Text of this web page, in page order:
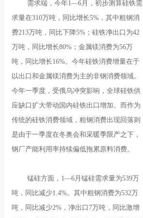
需求端，今年1—6月，初步测算硅铁需
求量在310万吨，同比增长5%，其中粗钢消
费213万吨，同比下降5%；硅铁净出口为42
万吨，同比增长80%；金属镁消费为56万
吨，同比增长16%。今年硅铁消费增量在于
以出口和金属镁消费为主的非钢消费领域。
今年一季度，受俄乌冲突影响，全球硅铁供
应缺口扩大带动国内硅铁出口增加。而作为
传统的硅铁消费领域，粗钢消费出现回落则
是由于一季度在冬奥会和采暖季限产之下，
钢厂产能利用率持续偏低拖累原料消费。
锰硅方面，1—6月锰硅需求量为539万
吨，同比减少1.4%。其中粗钢消费为532万
吨，同比减少2%，净出口7万吨，同比激增